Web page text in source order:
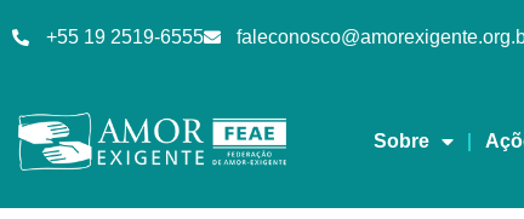
+55 19 2519-6555
Sobre